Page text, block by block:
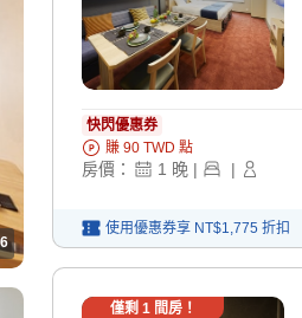
6
快閃優惠券
賺 90 TWD 點
房價： 1 晚 | |
使用優惠券享 NT$1,775 折扣
僅剩 1 間房！